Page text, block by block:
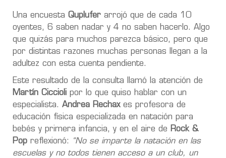
Una encuesta Quplufer arrojó que de cada 10
oyentes, 6 saben nadar y 4 no saben hacerlo. Algo
que quizás para muchos parezca básico, pero que
por distintas razones muchas personas llegan a la
adultez con esta cuenta pendiente.
Este resultado de la consulta llamó la atención de
Martín Ciccioli por lo que quiso hablar con un
especialista. Andrea Rechaxes profesora de
educación física especializada en natación para
bebés y primera infancia, y en el aire de Rock &
Pop reflexionó:
“No se imparte la natación en las
escuelas y no todos tienen acceso a un club, un